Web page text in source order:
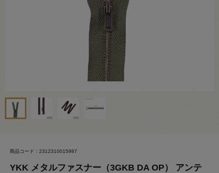
商品コード：2312310015987
YKK メタルファスナー（3GKB DA OP） アンテ